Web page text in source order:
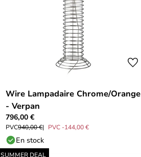
Wire Lampadaire Chrome/Orange
- Verpan
796,00 €
PVC940,00 € PVC -144,00 €
En stock
SUMMER DEAL